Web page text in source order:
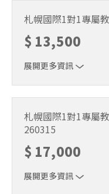
札幌國際1對1專屬
$ 13,500
展開更多資訊
15:30（含午休1小時）
札幌國際1對1專屬
260315
$ 17,000
展開更多資訊